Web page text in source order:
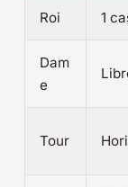
Roi 1
Dam
e
Tour